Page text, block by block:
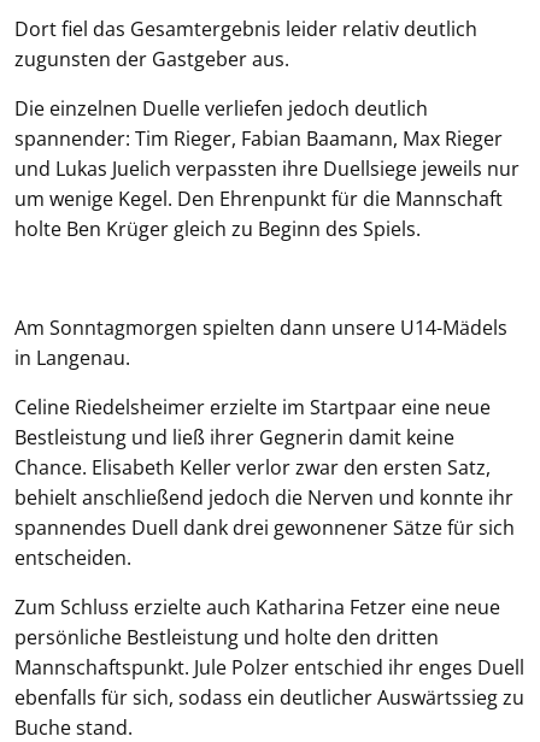
Dort fiel das Gesamtergebnis leider relativ deutlich
zugunsten der Gastgeber aus.
Die einzelnen Duelle verliefen jedoch deutlich
spannender: Tim Rieger, Fabian Baamann, Max Rieger
und Lukas Juelich verpassten ihre Duellsiege jeweils nur
um wenige Kegel. Den Ehrenpunkt für die Mannschaft
holte Ben Krüger gleich zu Beginn des Spiels.
Am Sonntagmorgen spielten dann unsere U14-Mädels
in Langenau.
Celine Riedelsheimer erzielte im Startpaar eine neue
Bestleistung und ließ ihrer Gegnerin damit keine
Chance. Elisabeth Keller verlor zwar den ersten Satz,
behielt anschließend jedoch die Nerven und konnte ihr
spannendes Duell dank drei gewonnener Sätze für sich
entscheiden.
Zum Schluss erzielte auch Katharina Fetzer eine neue
persönliche Bestleistung und holte den dritten
Mannschaftspunkt. Jule Polzer entschied ihr enges Duell
ebenfalls für sich, sodass ein deutlicher Auswärtssieg zu
Buche stand.